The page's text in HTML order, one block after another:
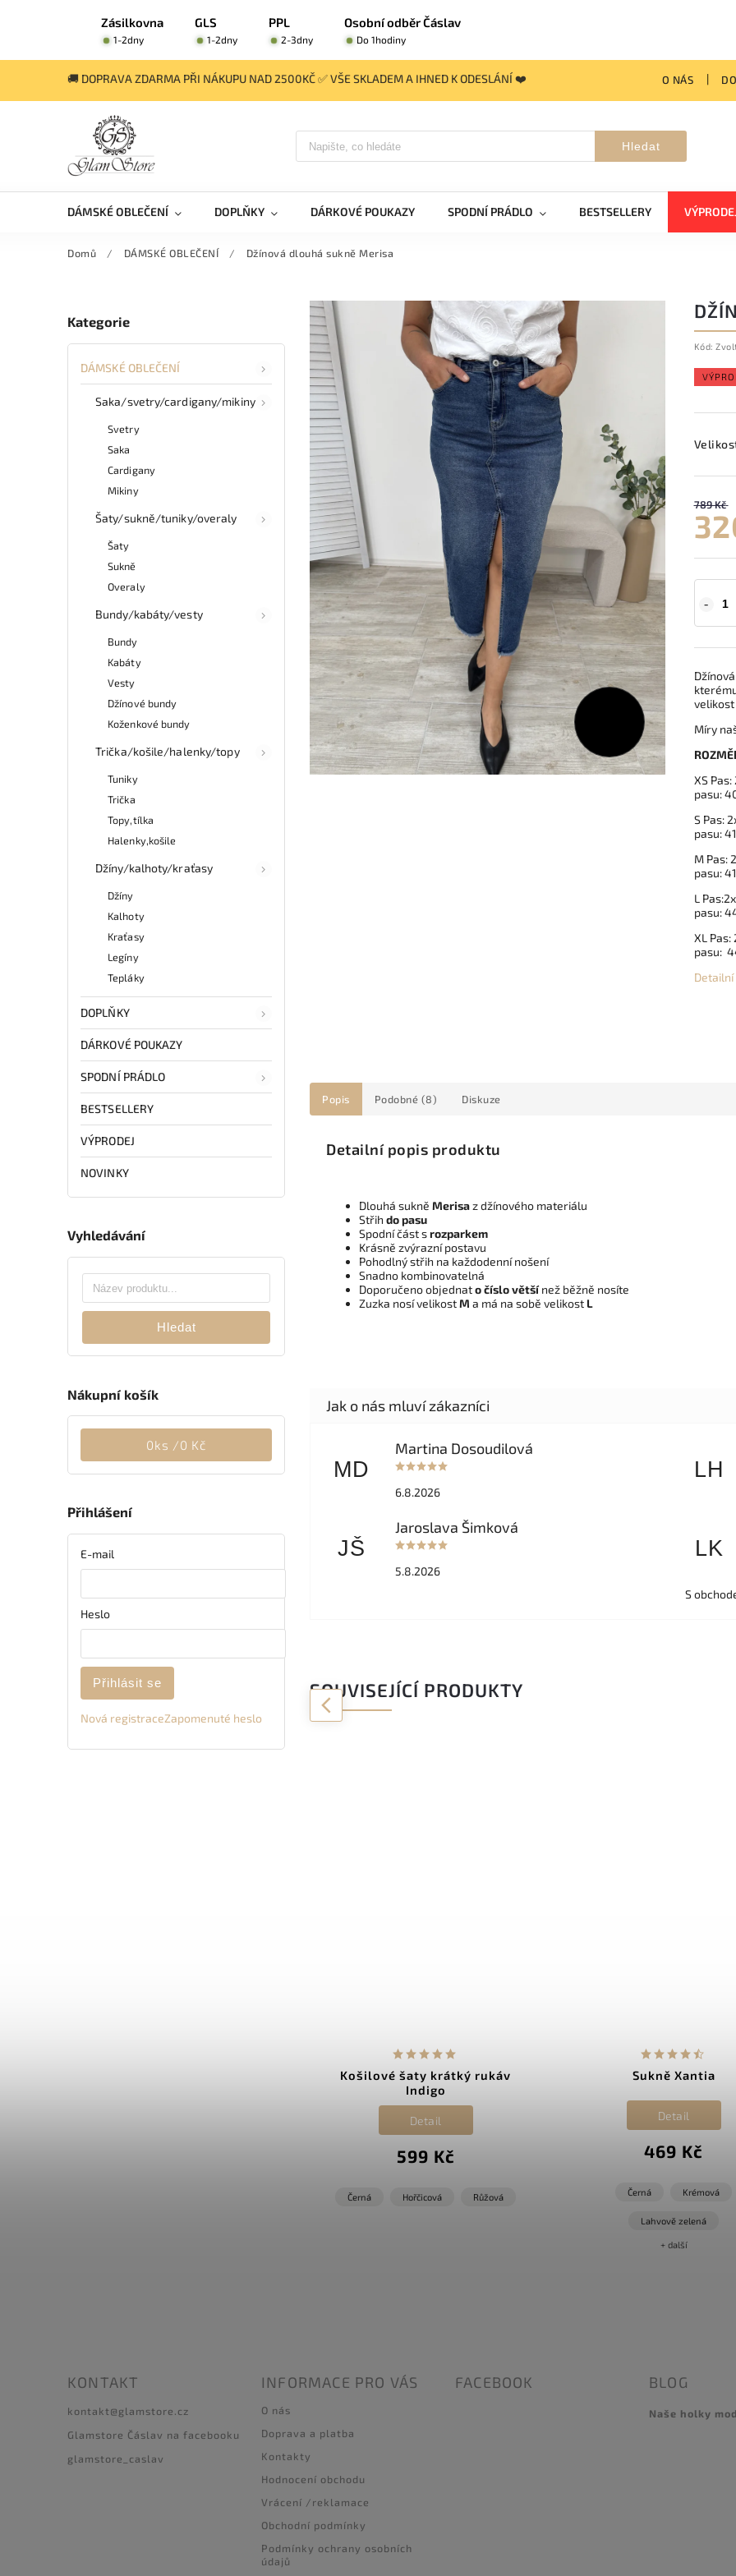
Zásilkovna GLS PPL Osobní odběr Čáslav
1-2dny 1-2dny 2-3dny Do 1hodiny
🚚 DOPRAVA ZDARMA PŘI NÁKUPU NAD 2500KČ ✅ VŠE SKLADEM A IHNED K ODESLÁNÍ ❤️ O NÁS
Hledat
DÁMSKÉ OBLEČENÍ DOPLŇKY DÁRKOVÉ POUKAZY SPODNÍ PRÁDLO BESTSELLERY
Domů / DÁMSKÉ OBLEČENÍ / Džínová dlouhá sukně Merisa
Kategorie
DÁMSKÉ OBLEČENÍ
Saka/svetry/cardigany/mikiny
Svetry
Saka
Cardigany
Mikiny
Šaty/sukně/tuniky/overaly
Šaty
Sukně
Overaly
Bundy/kabáty/vesty
Bundy
Kabáty
Vesty
Džínové bundy
Koženkové bundy
Trička/košile/halenky/topy
Tuniky
Trička
Topy,tílka
Halenky,košile
Džíny/kalhoty/kraťasy
Džíny
Kalhoty
Kraťasy
Legíny
Tepláky
DOPLŇKY
DÁRKOVÉ POUKAZY
SPODNÍ PRÁDLO
BESTSELLERY
VÝPRODEJ
NOVINKY
Vyhledávání
Hledat
Nákupní košík
0ks /0 Kč
Přihlášení
E-mail
Heslo
Přihlásit se
Nová registraceZapomenuté heslo
Kód:
789 Kč
velikost
Míry
XS
pasu:
S Pas:
pasu:
M Pas:
pasu:
L
pasu:
XL
pasu:
Popis Podobné (8) Diskuze
Detailní popis produktu
Dlouhá sukně Merisaz džínového materiálu
Střih do pasu
Spodní část srozparkem
Krásně zvýrazní postavu
Pohodlný střih na každodenní nošení
Snadno kombinovatelná
Doporučeno objednato číslo většínež běžně nosíte
Zuzka nosí velikostM a má na sobě velikost L
MD
Martina Dosoudilová
6.8.2026
LH
JŠ
Jaroslava Šimková
5.8.2026
LK
S
SOUVISEJÍCÍ PRODUKTY
Košilové šaty krátký rukáv
Indigo
599 Kč
Detail
Černá Hořčicová Růžová
Sukně Xantia
469 Kč
Detail
Černá Krémová
Lahvově zelená
+ další
KONTAKT
kontakt@glamstore.cz
Glamstore Čáslav na facebooku
glamstore_caslav
INFORMACE PRO VÁS
O nás
Doprava a platba
Kontakty
Hodnocení obchodu
Vrácení /reklamace
Obchodní podmínky
Podmínky ochrany osobních
údajů
FACEBOOK BLOG
Naše holky